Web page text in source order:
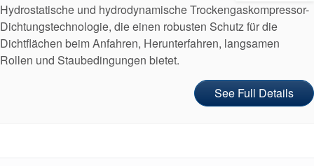
Hydrostatische und hydrodynamische Trockengaskompressor-
Dichtungstechnologie, die einen robusten Schutz für die
Dichtflächen beim Anfahren, Herunterfahren, langsamen
Rollen und Staubedingungen bietet.
See Full Details